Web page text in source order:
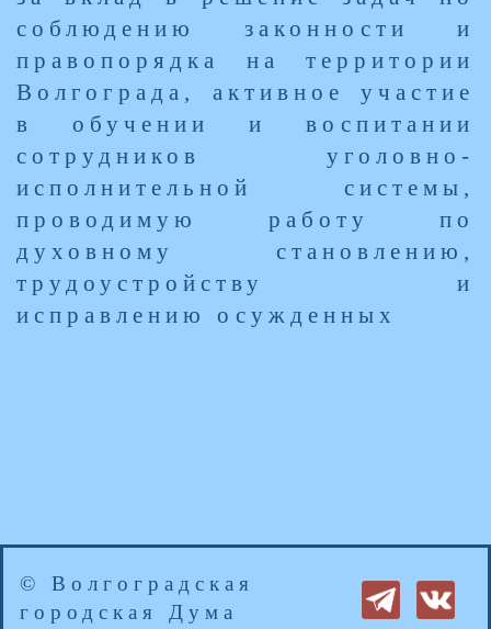
соблюдению законности и
правопорядка на территории
Волгограда, активное участие
в обучении и воспитании
сотрудников уголовно-
исполнительной системы,
проводимую работу по
духовному становлению,
трудоустройству и
исправлению осужденных
© Волгоградская
городская Дума